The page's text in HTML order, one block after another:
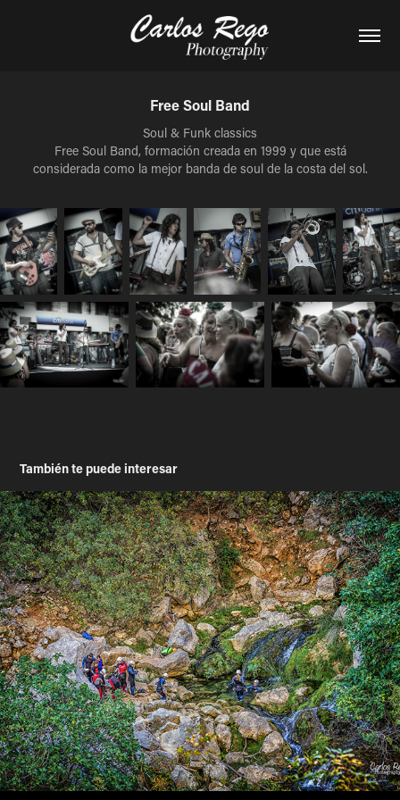
Free Soul Band
Soul & Funk classics
Free Soul Band, formación creada en 1999 y que está
considerada como la mejor banda de soul de la costa del sol.
También te puede interesar